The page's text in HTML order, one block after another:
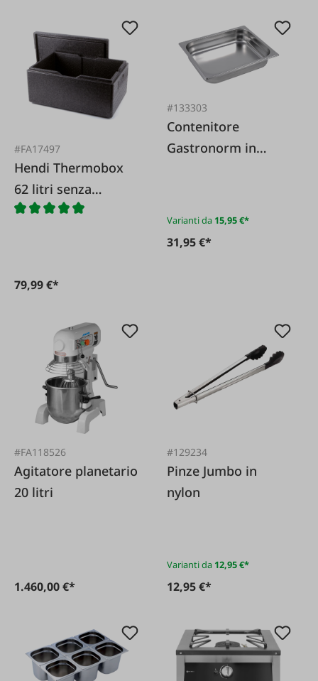
#FA17497
Hendi Thermobox
62 litri senza
ingresso
79,99 €*
#133303
Contenitore
Gastronorm in
Varianti da 15,95 €*
31,95 €*
#FA118526
Agitatore planetario
20 litri
1.460,00 €*
#129234
Pinze Jumbo in
nylon
Varianti da 12,95 €*
12,95 €*